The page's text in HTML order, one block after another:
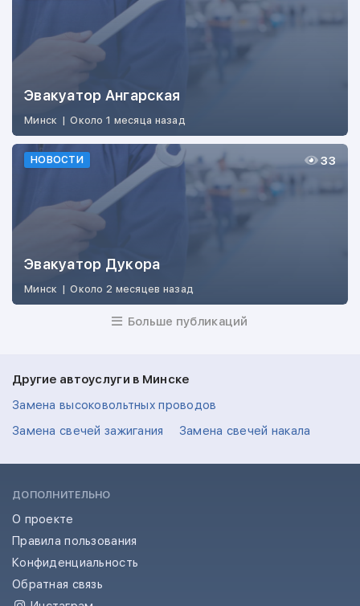
Эвакуатор Ангарская
Минск | Около 1 месяца назад
НОВОСТИ
Эвакуатор Дукора
Минск | Около 2 месяцев назад
33
Больше публикаций
Другие автоуслуги в Минске
Замена высоковольтных проводов
Замена свечей зажигания
Замена свечей накала
ДОПОЛНИТЕЛЬНО
О проекте
Правила пользования
Конфиденциальность
Обратная связь